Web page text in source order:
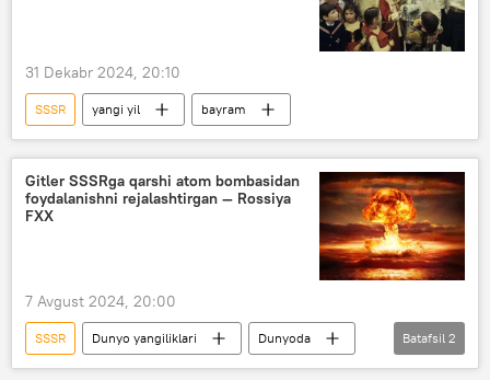
31 Dekabr 2024, 20:10
SSSR yangi yil bayram
Gitler SSSRga qarshi atom bombasidan
foydalanishni rejalashtirgan — Rossiya
FXX
7 Avgust 2024, 20:00
SSSR Dunyo yangiliklari
Dunyoda
Germaniya
atom bombasi
Batafsil 2